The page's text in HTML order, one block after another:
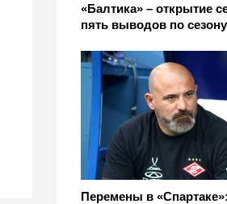
«Балтика» – открытие
пять выводов по
Перемены в